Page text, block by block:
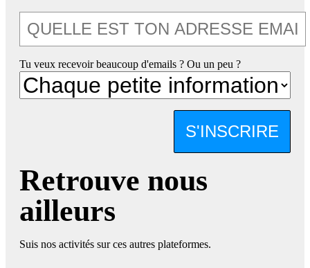
Tu veux recevoir beaucoup d'emails ? Ou un peu ?
S'INSCRIRE
Retrouve nous
ailleurs
Suis nos activités sur ces autres plateformes.